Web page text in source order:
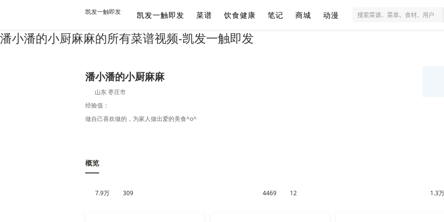
潘小潘的小厨麻麻的所有菜谱视频-凯发一触即发
凯发一触即发 凯发一触即发 菜谱 饮食健康 笔记 商城 动漫
潘小潘的小厨麻麻
山东 枣庄市
经验值：
做自己喜欢做的，为家人做出爱的美食^o^
概览
7.9万 309 4469 12 1.3万